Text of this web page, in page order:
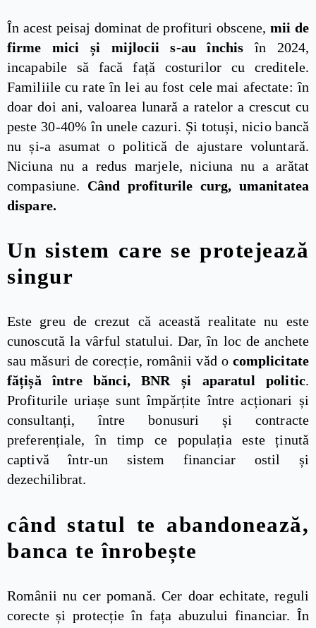
În acest peisaj dominat de profituri obscene,mii de
firme mici și mijlocii s-au închis în 2024,
incapabile să facă față costurilor cu creditele.
Familiile cu rate în lei au fost cele mai afectate: în
doar doi ani, valoarea lunară a ratelor a crescut cu
peste 30-40% în unele cazuri. Și totuși, nicio bancă
nu și-a asumat o politică de ajustare voluntară.
Niciuna nu a redus marjele, niciuna nu a arătat
compasiune. Când profiturile curg, umanitatea
dispare.
Un sistem care se protejează
singur
Este greu de crezut că această realitate nu este
cunoscută la vârful statului. Dar, în loc de anchete
sau măsuri de corecție, românii văd o complicitate
fățișă între bănci, BNR și aparatul politic.
Profiturile uriașe sunt împărțite între acționari și
consultanți, între bonusuri și contracte
preferențiale, în timp ce populația este ținută
captivă într-un sistem financiar ostil și
dezechilibrat.
când statul te abandonează,
banca te înrobește
Românii nu cer pomană. Cer doar echitate, reguli
corecte și protecție în fața abuzului financiar. În